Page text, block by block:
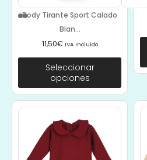
Body Tirante Sport Calado
Blan...
11,50€ IVA Incluido
Seleccionar
opciones